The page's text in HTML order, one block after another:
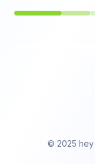
© 2025 hey